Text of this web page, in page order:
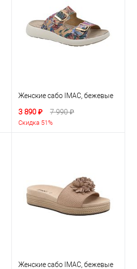
Женские сабо IMAC, бежевые
3 890 ₽ 7 990 ₽
Скидка 51%
Женские сабо IMAC, бежевые